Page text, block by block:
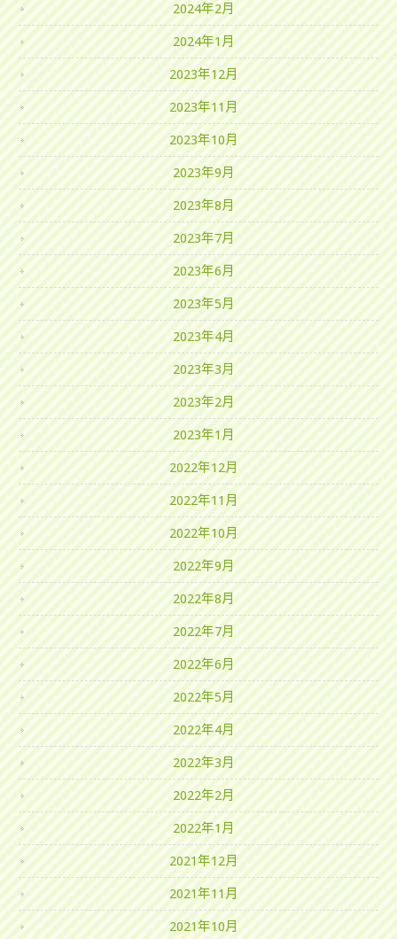
2024年2月
2024年1月
2023年12月
2023年11月
2023年10月
2023年9月
2023年8月
2023年7月
2023年6月
2023年5月
2023年4月
2023年3月
2023年2月
2023年1月
2022年12月
2022年11月
2022年10月
2022年9月
2022年8月
2022年7月
2022年6月
2022年5月
2022年4月
2022年3月
2022年2月
2022年1月
2021年12月
2021年11月
2021年10月